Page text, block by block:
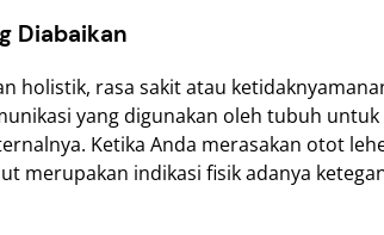
Diabaikan
holistik, rasa sakit atau
yang digunakan oleh tubuh
Ketika Anda merasakan otot
merupakan indikasi fisik adanya